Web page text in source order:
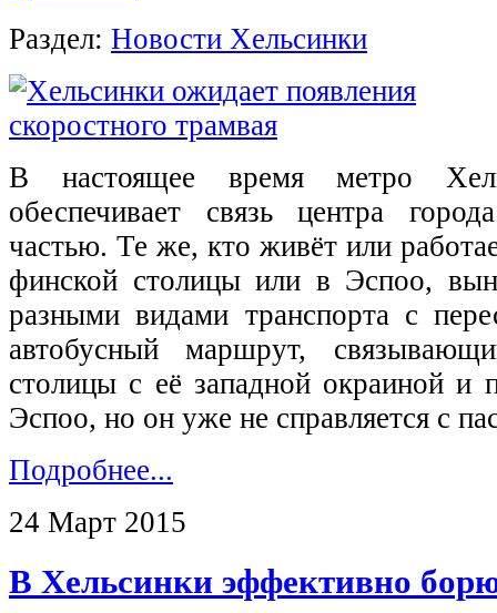
Раздел: Новости Хельсинки
В настоящее время метро
обеспечивает связь центра
частью. Те же, кто живёт или
финской столицы или в Эспоо,
разными видами транспорта с
автобусный маршрут,
столицы с её западной окраиной и
Эспоо, но он уже не справляется с
Подробнее...
24 Март 2015
В Хельсинки эффективно